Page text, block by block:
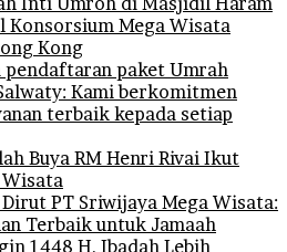
Konsorsium Mega Wisata
Kong
pendaftaran paket Umrah
Kami berkomitmen
terbaik kepada setiap
Buya RM Henri Rivai Ikut
Wisata
PT Sriwijaya Mega Wisata:
Terbaik untuk Jamaah
1448 H, Ibadah Lebih